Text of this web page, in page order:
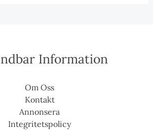
Information
Om Oss
Kontakt
Annonsera
Integritetspolicy